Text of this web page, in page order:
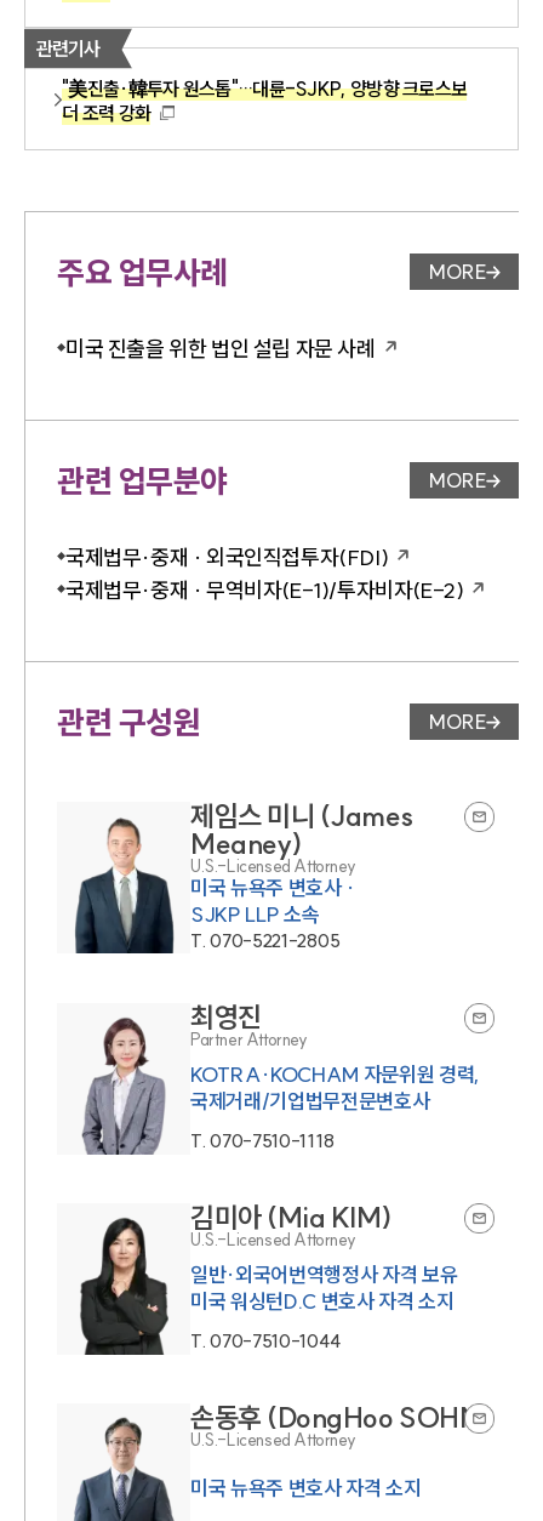
관련기사
"美진출·韓투자 원스톱"…대륜-SJKP, 양방향 크로스보
더 조력 강화
주요 업무사례 업무사례
MORE
미국 진출을 위한 법인 설립 자문 사례
관련 업무분야 업무분야
MORE
국제법무·중재 · 외국인직접투자(FDI)
국제법무·중재 · 무역비자(E-1)/투자비자(E-2)
관련 구성원 변호사 페
MORE
제임스 미니 (James
Meaney)
U.S.-Licensed Attorney
미국 뉴욕주 변호사 ·
SJKP LLP 소속
T.070-5221-2805
최영진
Partner Attorney
KOTRA·KOCHAM 자문위원 경력,
국제거래/기업법무전문변호사
T.070-7510-1118
김미아 (Mia KIM)
U.S.-Licensed Attorney
일반·외국어번역행정사 자격 보유
미국 워싱턴D.C 변호사 자격 소지
T.070-7510-1044
손동후 (DongHoo SOHN)
U.S.-Licensed Attorney
미국 뉴욕주 변호사 자격 소지